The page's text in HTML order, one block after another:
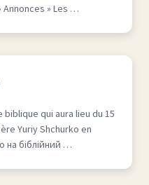
Annonces » Les …
qui aura lieu du 15
Yuriy Shchurko en
на біблійний …